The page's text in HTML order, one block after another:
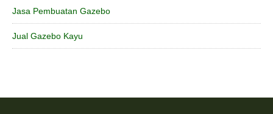
Jasa Pembuatan Gazebo
Jual Gazebo Kayu